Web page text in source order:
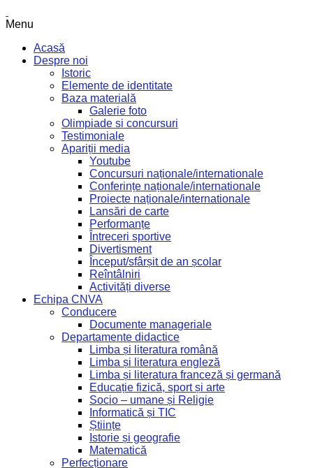
Menu
Acasă
Despre noi
Istoric
Elemente de identitate
Baza materială
Galerie foto
Olimpiade si concursuri
Testimoniale
Apariții media
Youtube
Concursuri naționale/internationale
Conferințe naționale/internationale
Proiecte naționale/internationale
Lansări de carte
Performanțe
Întreceri sportive
Divertisment
Început/sfârșit de an școlar
Reîntâlniri
Activități diverse
Echipa CNVA
Conducere
Documente manageriale
Departamente didactice
Limba și literatura română
Limba și literatura engleză
Limba și literatura franceză și germană
Educație fizică, sport și arte
Socio – umane și Religie
Informatică și TIC
Științe
Istorie și geografie
Matematică
Perfecționare